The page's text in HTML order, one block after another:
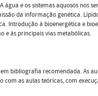
e os sistemas aquosos nos
da informação genética.
Introdução à bioenergética e
e às principais vias metabólicas.
bibliografia recomendada. As
as aulas teóricas, com